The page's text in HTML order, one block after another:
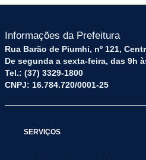
Informações da Prefeitura
Rua Barão de Piumhi, nº 121,
De segunda a sexta-feira, das 9h
Tel.: (37) 3329-1800
CNPJ: 16.784.720/0001-25
SERVIÇOS